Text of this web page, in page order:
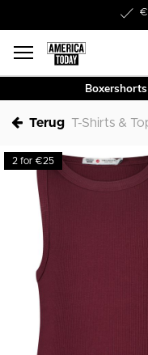
Word
Terug T-Shirts &
2 for €25